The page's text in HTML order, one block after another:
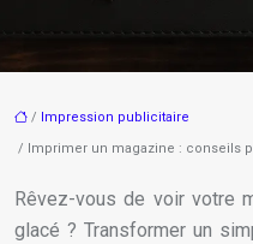
/
Impression publicitaire
/ Imprimer un magazine : conseils
Rêvez-vous de voir votre
glacé ? Transformer un